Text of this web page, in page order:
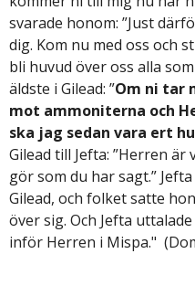
svarade honom: ”Just
dig. Kom nu med oss och
bli huvud över oss alla
äldste i Gilead: ”Om ni tar
mot ammoniterna och
ska jag sedan vara ert
Gilead till Jefta: ”Herren
gör som du har sagt.”
Gilead, och folket satte
över sig. Och Jefta
inför Herren i Mispa."